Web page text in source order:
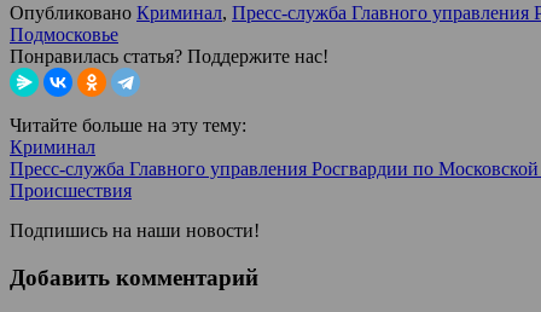
Опубликовано Криминал, Пресс-служба Главного управления
Подмосковье
Понравилась статья? Поддержите нас!
Читайте больше на эту тему:
Криминал
Пресс-служба Главного управления Росгвардии по
Происшествия
Подпишись на наши новости!
Добавить комментарий